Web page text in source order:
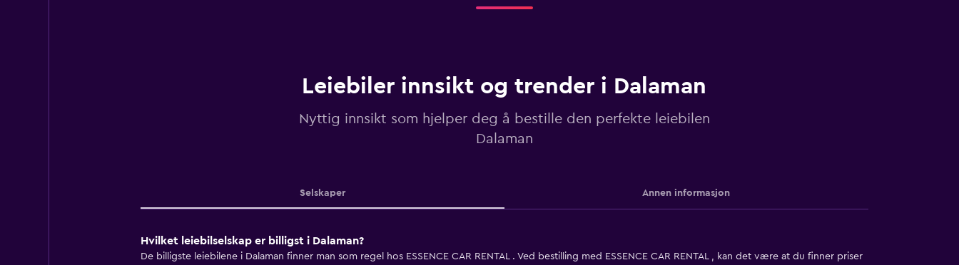
Leiebiler innsikt og trender i Dalaman
Nyttig innsikt som hjelper deg å bestille den perfekte leiebilen
Dalaman
Selskaper Annen informasjon
Hvilket leiebilselskap er billigst i Dalaman?
De billigste leiebilene i Dalaman finner man som regel hos ESSENCE CAR RENTAL . Ved bestilling med ESSENCE CAR RENTAL , kan det være at du finner priser